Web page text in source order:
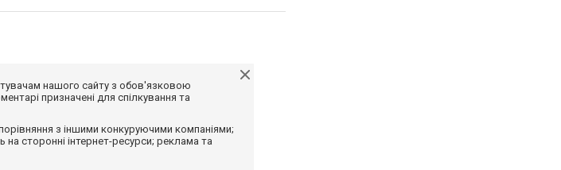
нашого сайту з обов'язковою
призначені для спілкування та
з іншими конкуруючими компаніями;
на сторонні інтернет-ресурси; реклама та